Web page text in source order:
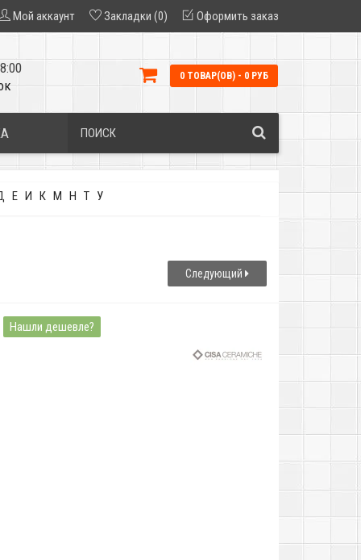
Мой аккаунт Закладки (0) Оформить заказ
0 ТОВАР(ОВ) - 0 РУБ
Е И К М Н Т У
Следующий
Нашли дешевле?